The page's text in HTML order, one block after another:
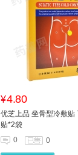
¥4.80
优芝上品 坐骨型冷敷
贴*2袋
0
0